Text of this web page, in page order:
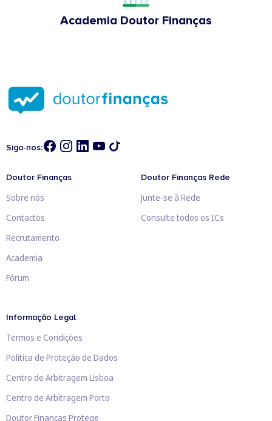
Academia Doutor Finanças
Siga-nos:
Doutor Finanças
Sobre nós
Contactos
Recrutamento
Academia
Fórum
Doutor Finanças Rede
Junte-se à Rede
Consulte todos os ICs
Informação Legal
Termos e Condições
Política de Proteção de Dados
Centro de Arbitragem Lisboa
Centro de Arbitragem Porto
Doutor Finanças Protege